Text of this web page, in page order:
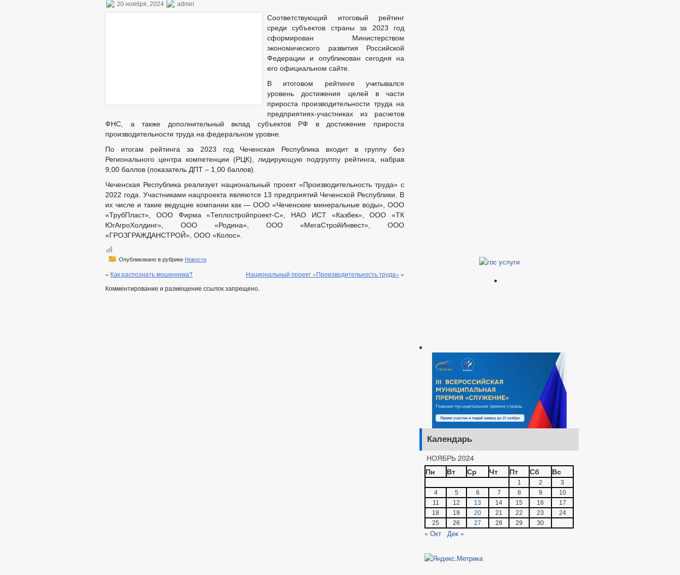
20 ноября, 2024 admin
Соответствующий итоговый рейтинг
среди субъектов страны за 2023 год
сформирован Министерством
экономического развития Российской
Федерации и опубликован сегодня на
его официальном сайте.
В итоговом рейтинге учитывался
уровень достижения целей в части
прироста производительности труда на
предприятиях-участниках из расчетов
ФНС, а также дополнительный вклад субъектов РФ в достижение прироста
производительности труда на федеральном уровне.
По итогам рейтинга за 2023 год Чеченская Республика входит в группу без
Регионального центра компетенции (РЦК), лидирующую подгруппу рейтинга, набрав
9,00 баллов (показатель ДПТ – 1,00 баллов).
Чеченская Республика реализует национальный проект «Производительность труда» с
2022 года. Участниками нацпроекта являются 13 предприятий Чеченской Республики. В
их числе и такие ведущие компании как — ООО «Чеченские минеральные воды», ООО
«ТрубПласт», ООО Фирма «Теплостройпроект-С», НАО ИСТ «Казбек», ООО «ТК
ЮгАгроХолдинг», ООО «Родина», ООО «МегаСтройИнвест», ООО
«ГРОЗГРАЖДАНСТРОЙ», ООО «Колос».
Опубликовано в рубрике Новости
« Как распознать мошенника? Национальный проект «Производительность труда» »
Комментирование и размещение ссылок запрещено.
Календарь
НОЯБРЬ 2024
Пн
Вт Ср Чт Пт Сб Вс
1 2
3
4
5 6 7 8 9
10
11
12 13 14 15 16
17
18
19 20 21 22 23
24
25
26 27 28 29 30
« Окт Дек »